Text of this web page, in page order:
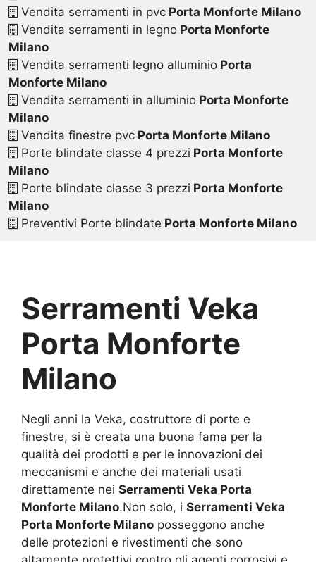
Vendita serramenti in pvcPorta Monforte Milano
Vendita serramenti in legnoPorta Monforte
Milano
Vendita serramenti legno alluminioPorta
Monforte Milano
Vendita serramenti in alluminioPorta Monforte
Milano
Vendita finestre pvcPorta Monforte Milano
Porte blindate classe 4 prezzi Porta Monforte
Milano
Porte blindate classe 3 prezzi Porta Monforte
Milano
Preventivi Porte blindate Porta Monforte Milano
Serramenti Veka
Porta Monforte
Milano
Negli anni la Veka, costruttore di porte e
finestre, si è creata una buona fama per la
qualità dei prodotti e per le innovazioni dei
meccanismi e anche dei materiali usati
direttamente nei Serramenti Veka Porta
Monforte Milano.Non solo, i Serramenti Veka
Porta Monforte Milano posseggono anche
delle protezioni e rivestimenti che sono